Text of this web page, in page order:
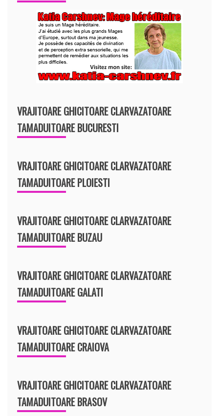
VRAJITOARE GHICITOARE CLARVAZATOARE
TAMADUITOARE BUCURESTI
VRAJITOARE GHICITOARE CLARVAZATOARE
TAMADUITOARE PLOIESTI
VRAJITOARE GHICITOARE CLARVAZATOARE
TAMADUITOARE BUZAU
VRAJITOARE GHICITOARE CLARVAZATOARE
TAMADUITOARE GALATI
VRAJITOARE GHICITOARE CLARVAZATOARE
TAMADUITOARE CRAIOVA
VRAJITOARE GHICITOARE CLARVAZATOARE
TAMADUITOARE BRASOV